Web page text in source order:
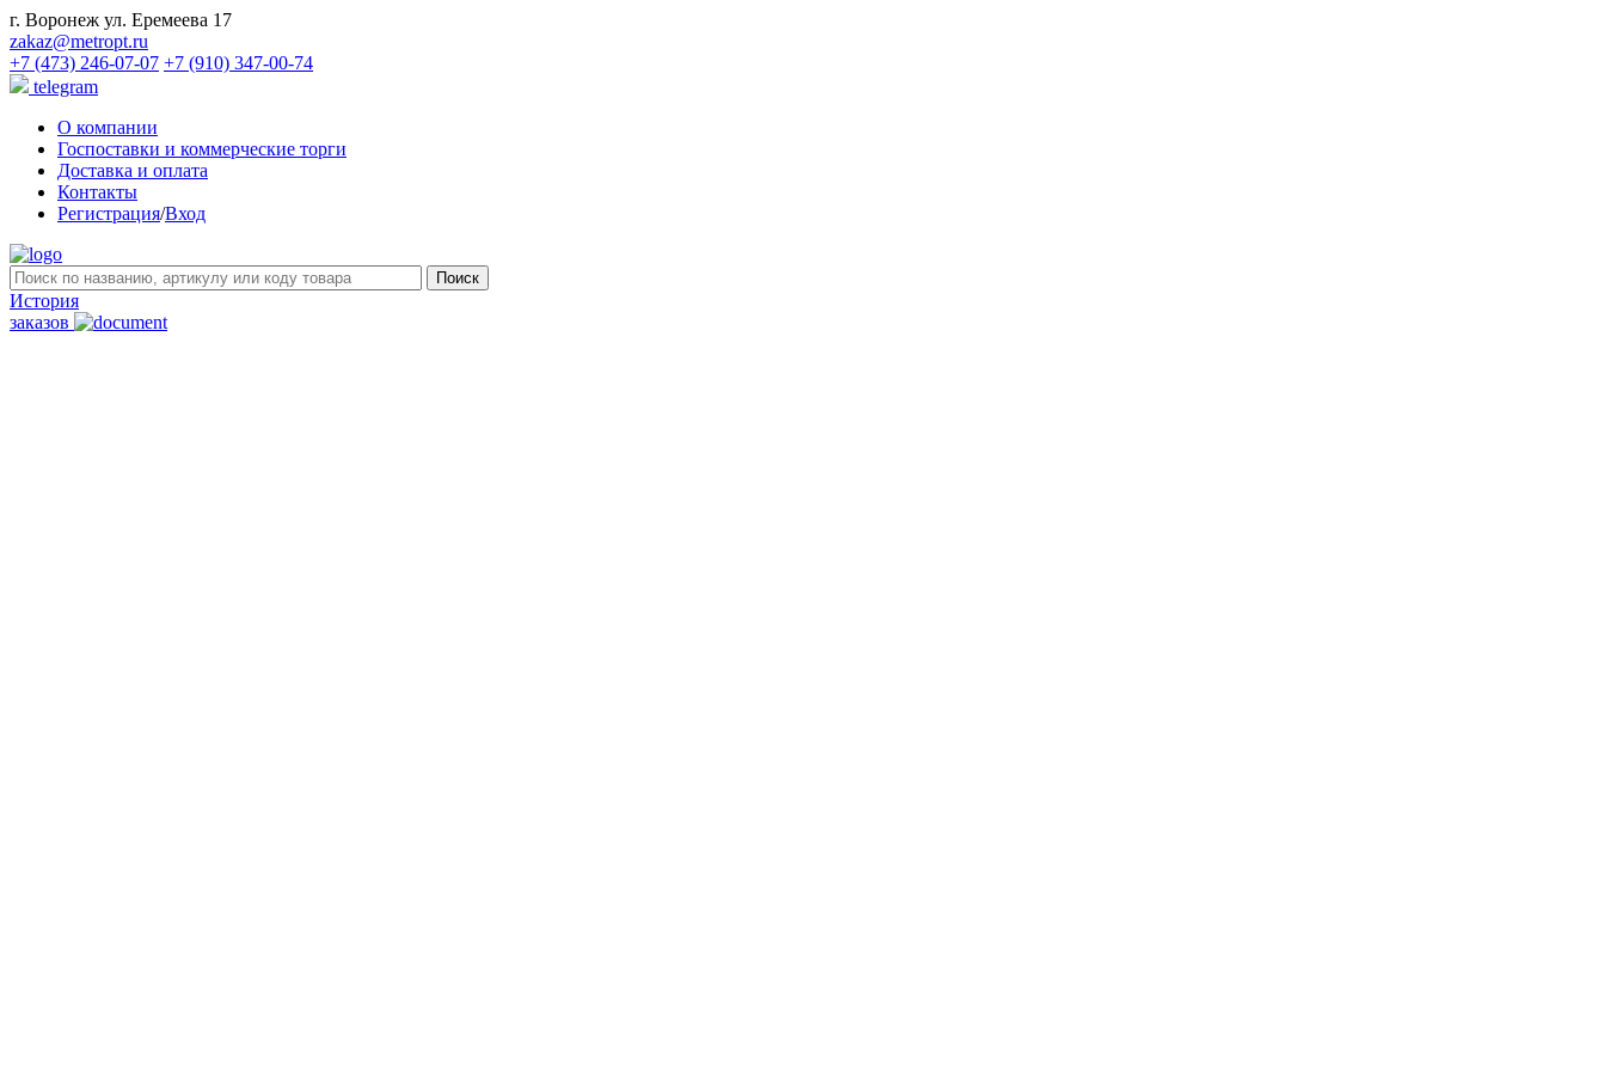
г. Воронеж ул. Еремеева 17
zakaz@metropt.ru
+7 (473) 246-07-07 +7 (910) 347-00-74
telegram
О компании
Госпоставки и коммерческие торги
Доставка и оплата
Контакты
Регистрация/Вход
История
заказов